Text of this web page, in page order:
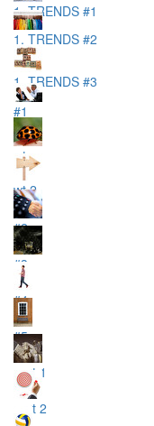
1. TRENDS #1
1. TRENDS #2
1. TRENDS #3
#1
wt
wt 2
#2
#3
#4
#5
part 1
part 2